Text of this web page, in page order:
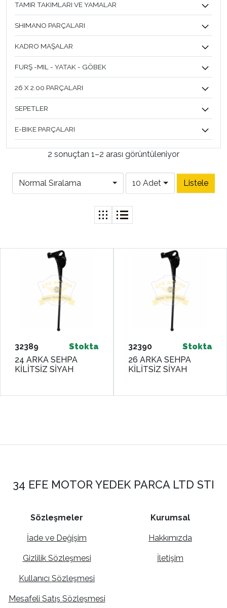
TAMIR TAKIMLARI VE YAMALAR
SHIMANO PARÇALARI
KADRO MAŞALAR
FURŞ -MIL - YATAK - GÖBEK
26 X 2.00 PARÇALARI
SEPETLER
E-BIKE PARÇALARI
2 sonuçtan 1–2 arası görüntüleniyor
Normal Sıralama 10 Adet
32389
Stokta
24 ARKA SEHPA
KİLİTSİZ SİYAH
32390
Stokta
26 ARKA SEHPA
KİLİTSİZ SİYAH
34 EFE MOTOR YEDEK PARCA LTD STI
Sözleşmeler
İade ve Değişim
Gizlilik Sözleşmesi
Kullanıcı Sözleşmesi
Mesafeli Satış Sözleşmesi
Kurumsal
Hakkımızda
İletişim